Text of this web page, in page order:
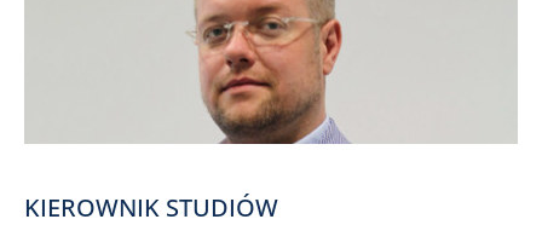
KIEROWNIK STUDIÓW